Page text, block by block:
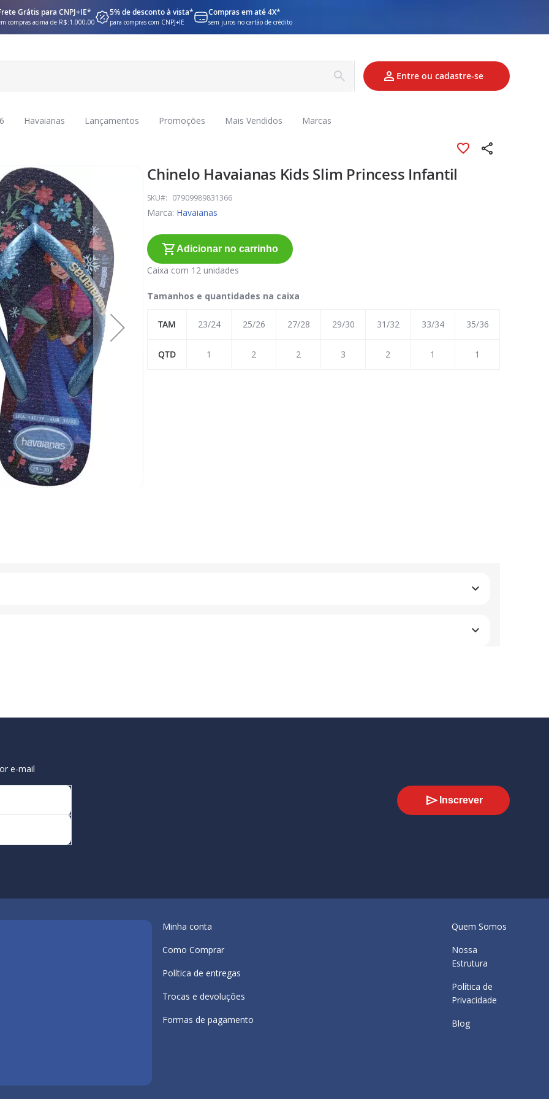
Grátis para CNPJ+IE*
compras acima de R$:1.000,00
5% de desconto à vista*
para compras com CNPJ+IE
Compras em até 4X*
sem juros no cartão de crédito
Entre ou cadastre-se
Havaianas Lançamentos Promoções Mais Vendidos Marcas
Chinelo Havaianas Kids Slim Princess Infantil
SKU 07909989831366
Marca: Havaianas
Adicionar no carrinho
Caixa com 12 unidades
Tamanhos e quantidades na caixa
TAM 23/24 25/26 27/28 29/30 31/32 33/34 35/36
QTD 1 2 2 3 2 1 1
e-mail
Inscrever
Minha conta
Como Comprar
Política de entregas
Trocas e devoluções
Formas de pagamento
Quem Somos
Nossa
Estrutura
Política de
Privacidade
Blog